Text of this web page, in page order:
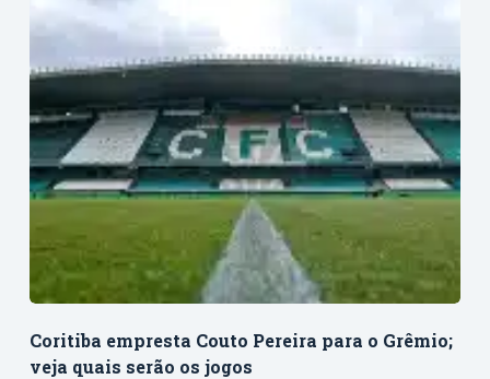
Coritiba empresta Couto Pereira para o Grêmio;
veja quais serão os jogos